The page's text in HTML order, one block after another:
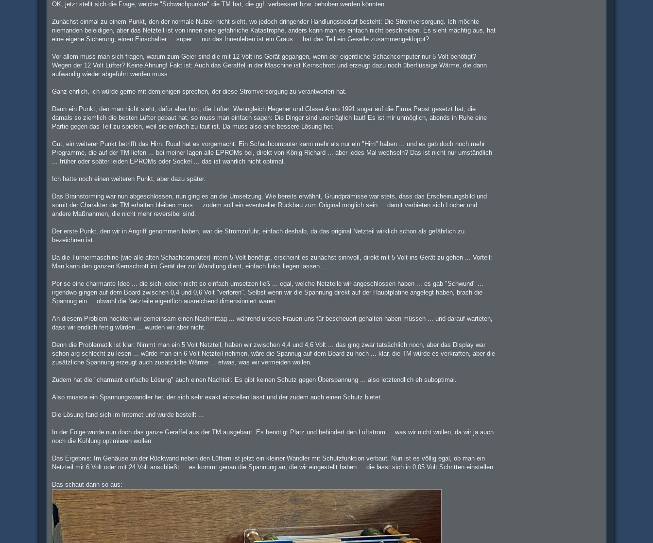
OK, jetzt stellt sich die Frage, welche "Schwachpunkte" die TM hat, die ggf. verbessert bzw. behoben werden könnten.
Zunächst einmal zu einem Punkt, den der normale Nutzer nicht sieht, wo jedoch dringender Handlungsbedarf besteht: Die Stromversorgung. Ich möchte
niemanden beleidigen, aber das Netzteil ist von innen eine gefahrliche Katastrophe, anders kann man es einfach nicht beschreiben. Es sieht mächtig aus, hat
eine eigene Sicherung, einen Einschalter ... super ... nur das Innenleben ist ein Graus ... hat das Teil ein Geselle zusammengekloppt?
Vor allem muss man sich fragen, warum zum Geier sind die mit 12 Volt ins Gerät gegangen, wenn der eigentliche Schachcomputer nur 5 Volt benötigt?
Wegen der 12 Volt Lüfter? Keine Ahnung! Fakt ist: Auch das Geraffel in der Maschine ist Kernschrott und erzeugt dazu noch überflüssige Wärme, die dann
aufwändig wieder abgeführt werden muss.
Ganz ehrlich, ich würde gerne mit demjenigen sprechen, der diese Stromversorgung zu verantworten hat.
Dann ein Punkt, den man nicht sieht, dafür aber hört, die Lüfter: Wenngleich Hegener und Glaser Anno 1991 sogar auf die Firma Papst gesetzt hat, die
damals so ziemlich die besten Lüfter gebaut hat, so muss man einfach sagen: Die Dinger sind unerträglich laut! Es ist mir unmöglich, abends in Ruhe eine
Partie gegen das Teil zu spielen, weil sie einfach zu laut ist. Da muss also eine bessere Lösung her.
Gut, ein weiterer Punkt betrifft das Hirn. Ruud hat es vorgemacht: Ein Schachcomputer kann mehr als nur ein "Hirn" haben ... und es gab doch noch mehr
Programme, die auf der TM liefen ... bei meiner lagen alle EPROMs bei, direkt von König Richard ... aber jedes Mal wechseln? Das ist nicht nur umständlich
... früher oder später leiden EPROMs oder Sockel ... das ist wahrlich nicht optimal.
Ich hatte noch einen weiteren Punkt, aber dazu später.
Das Brainstorming war nun abgeschlossen, nun ging es an die Umsetzung. Wie bereits erwähnt, Grundprämisse war stets, dass das Erscheinungsbild und
somit der Charakter der TM erhalten bleiben muss ... zudem soll ein eventueller Rückbau zum Original möglich sein ... damit verbieten sich Löcher und
andere Maßnahmen, die nicht mehr reversibel sind.
Der erste Punkt, den wir in Angriff genommen haben, war die Stromzufuhr, einfach deshalb, da das original Netzteil wirklich schon als gefährlich zu
bezeichnen ist.
Da die Turniermaschine (wie alle alten Schachcomputer) intern 5 Volt benötigt, erscheint es zunächst sinnvoll, direkt mit 5 Volt ins Gerät zu gehen ... Vorteil:
Man kann den ganzen Kernschrott im Gerät der zur Wandlung dient, einfach links liegen lassen ...
Per se eine charmante Idee ... die sich jedoch nicht so einfach umsetzen ließ ... egal, welche Netzteile wir angeschlossen haben ... es gab "Schwund" ...
irgendwo gingen auf dem Board zwischen 0,4 und 0,6 Volt "verloren". Selbst wenn wir die Spannung direkt auf der Hauptplatine angelegt haben, brach die
Spannug ein ... obwohl die Netzteile eigentlich ausreichend dimensioniert waren.
An diesem Problem hockten wir gemeinsam einen Nachmittag ... während unsere Frauen uns für bescheuert gehalten haben müssen ... und darauf warteten,
dass wir endlich fertig würden ... wurden wir aber nicht.
Denn die Problematik ist klar: Nimmt man ein 5 Volt Netzteil, haben wir zwischen 4,4 und 4,6 Volt ... das ging zwar tatsächlich noch, aber das Display war
schon arg schlecht zu lesen ... würde man ein 6 Volt Netzteil nehmen, wäre die Spannug auf dem Board zu hoch ... klar, die TM würde es verkraften, aber die
zusätzliche Spannung erzeugt auch zusätzliche Wärme ... etwas, was wir vermeiden wollen.
Zudem hat die "charmant einfache Lösung" auch einen Nachteil: Es gibt keinen Schutz gegen Überspannung ... also letztendlich eh suboptimal.
Also musste ein Spannungswandler her, der sich sehr exakt einstellen lässt und der zudem auch einen Schutz bietet.
Die Lösung fand sich im Internet und wurde bestellt ...
In der Folge wurde nun doch das ganze Geraffel aus der TM ausgebaut. Es benötigt Platz und behindert den Luftstrom ... was wir nicht wollen, da wir ja auch
noch die Kühlung optimieren wollen.
Das Ergebnis: Im Gehäuse an der Rückwand neben den Lüftern ist jetzt ein kleiner Wandler mit Schutzfunktion verbaut. Nun ist es völlig egal, ob man ein
Netzteil mit 6 Volt oder mit 24 Volt anschließt ... es kommt genau die Spannung an, die wir eingestellt haben ... die lässt sich in 0,05 Volt Schritten einstellen.
Das schaut dann so aus: